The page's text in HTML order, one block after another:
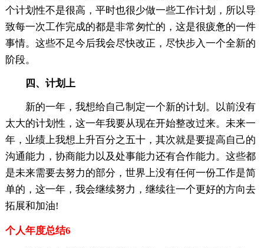
个计划性不是很高，平时也很少做一些工作计划，所以导
致每一次工作完成的都是非常匆忙的，这是很疲惫的一件
事情。这些不足今后我会尽快改正，尽快步入一个全新的
阶段。
四、计划上
新的一年，我想给自己制定一个新的计划。以前没有
太大的计划性，这一年我要从现在开始整改过来。未来一
年，业绩上我想上升百分之五十，其次就是要提高自己的
沟通能力，协商能力以及处事能力还有合作能力。这些都
是未来需要去努力的部分，世界上没有任何一份工作是简
单的，这一年，我会继续努力，继续往一个更好的方向去
拓展和加油!
个人年度总结6